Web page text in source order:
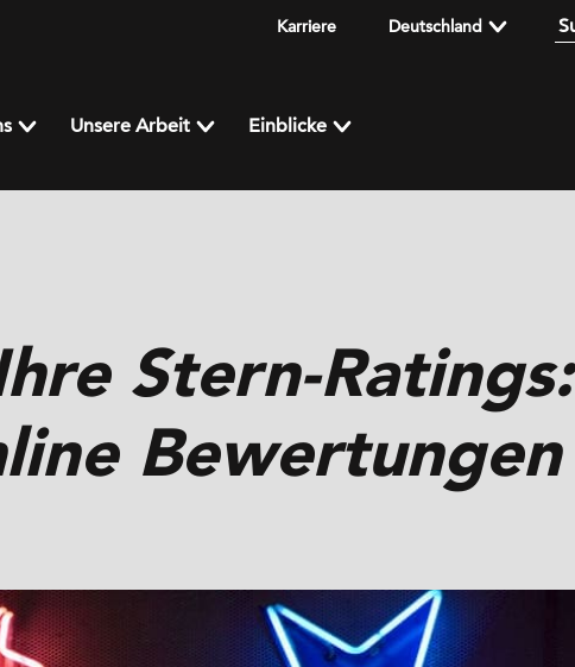
Karriere Deutschland
Unsere Arbeit Einblicke
Stern-Ratings:
Bewertungen